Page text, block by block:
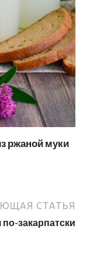
ржаной муки
СТАТЬЯ
по-закарпатски